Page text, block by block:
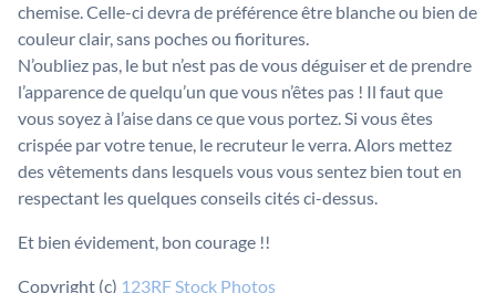
chemise. Celle-ci devra de préférence être blanche ou bien de
couleur clair, sans poches ou fioritures.
N’oubliez pas, le but n’est pas de vous déguiser et de prendre
l’apparence de quelqu’un que vous n’êtes pas ! Il faut que
vous soyez à l’aise dans ce que vous portez. Si vous êtes
crispée par votre tenue, le recruteur le verra. Alors mettez
des vêtements dans lesquels vous vous sentez bien tout en
respectant les quelques conseils cités ci-dessus.
Et bien évidement, bon courage !!
Copyright (c) 123RF Stock Photos